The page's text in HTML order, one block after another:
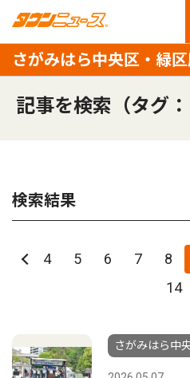
さがみはら中央区・緑
記事を検索（タグ
検索結果
4 5 6 7 8
14
さがみはら中